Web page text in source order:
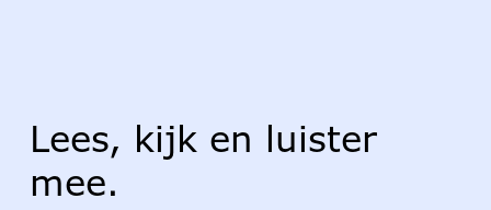
Lees, kijk en luister
mee.